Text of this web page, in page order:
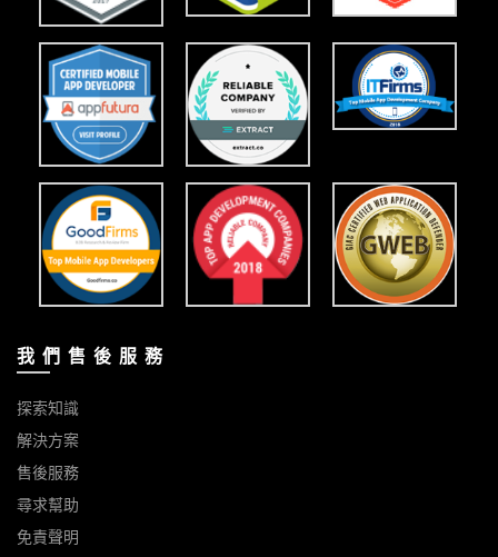
我 們 售 後 服 務
探索知識
解決方案
售後服務
尋求幫助
免責聲明